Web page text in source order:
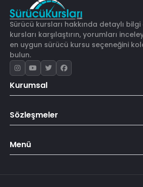
Sürücü kursları hakkında detaylı bilgi
kursları karşılaştırın, yorumları
en uygun sürücü kursu seçeneğini
bulun.
Kurumsal
Sözleşmeler
Menü